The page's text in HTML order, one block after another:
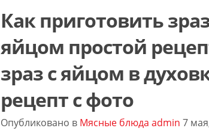
Как приготовить
яйцом простой
зраз с яйцом в
рецепт с фото
Опубликовано в Мясные блюда admin 7